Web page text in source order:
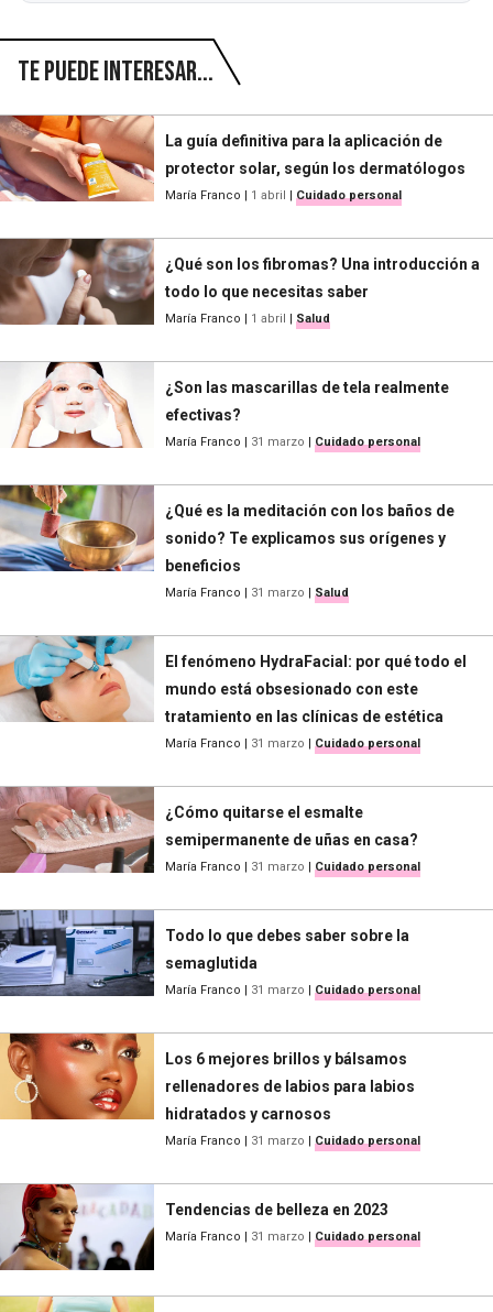
Te puede interesar...
La guía definitiva para la aplicación de
protector solar, según los dermatólogos
María Franco | 1 abril | Cuidado personal
¿Qué son los fibromas? Una introducción a
todo lo que necesitas saber
María Franco | 1 abril | Salud
¿Son las mascarillas de tela realmente
efectivas?
María Franco | 31 marzo | Cuidado personal
¿Qué es la meditación con los baños de
sonido? Te explicamos sus orígenes y
beneficios
María Franco | 31 marzo | Salud
El fenómeno HydraFacial: por qué todo el
mundo está obsesionado con este
tratamiento en las clínicas de estética
María Franco | 31 marzo | Cuidado personal
¿Cómo quitarse el esmalte
semipermanente de uñas en casa?
María Franco | 31 marzo | Cuidado personal
Todo lo que debes saber sobre la
semaglutida
María Franco | 31 marzo | Cuidado personal
Los 6 mejores brillos y bálsamos
rellenadores de labios para labios
hidratados y carnosos
María Franco | 31 marzo | Cuidado personal
Tendencias de belleza en 2023
María Franco | 31 marzo | Cuidado personal